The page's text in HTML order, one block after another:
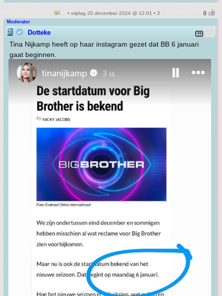
• vrijdag 20 december 2024 @ 12:01 • 2
Moderator
Dotteke
Tina Nijkamp heeft op haar instagram gezet dat BB 6 januari
gaat beginnen.